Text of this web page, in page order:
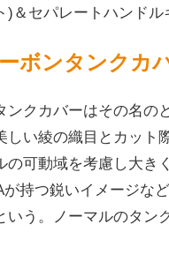
)＆セパレートハンドル
ボンタンクカ
ンクカバーはその名
しい綾の織目とカット
の可動域を考慮し大き
が持つ鋭いイメージな
いう。ノーマルのタン